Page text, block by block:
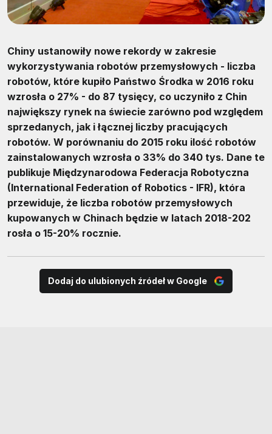
Chiny ustanowiły nowe rekordy w zakresie
wykorzystywania robotów przemysłowych - liczba
robotów, które kupiło Państwo Środka w 2016 roku
wzrosła o 27% - do 87 tysięcy, co uczyniło z Chin
największy rynek na świecie zarówno pod względem
sprzedanych, jak i łącznej liczby pracujących
robotów. W porównaniu do 2015 roku ilość robotów
zainstalowanych wzrosła o 33% do 340 tys. Dane te
publikuje Międzynarodowa Federacja Robotyczna
(International Federation of Robotics - IFR), która
przewiduje, że liczba robotów przemysłowych
kupowanych w Chinach będzie w latach 2018-202
rosła o 15-20% rocznie.
Dodaj do ulubionych źródeł w Google